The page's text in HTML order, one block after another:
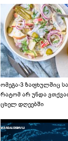
ომეგა-3 ზაფხულშიც
რატომ არ უნდა
ცხელ დღეებში